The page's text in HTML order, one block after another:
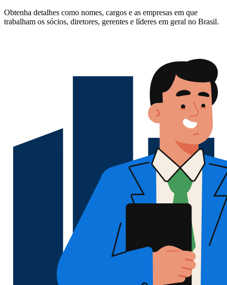
Obtenha detalhes como nomes, cargos e as empresas em que
trabalham os sócios, diretores, gerentes e líderes em geral no Brasil.